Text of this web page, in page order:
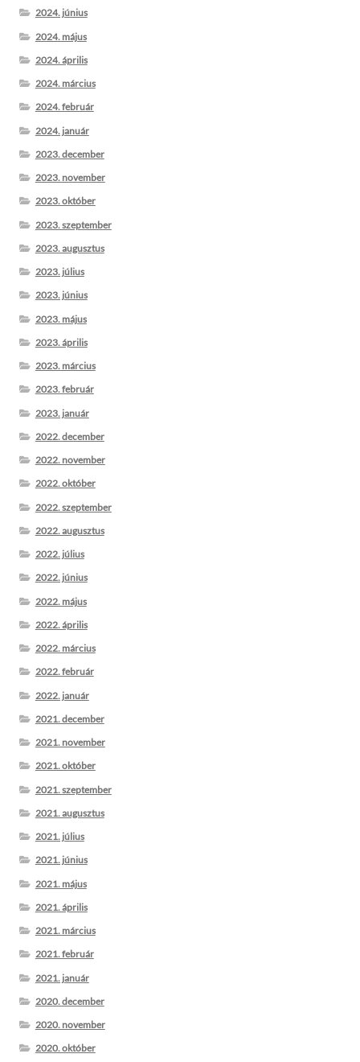
2024. június
2024. május
2024. április
2024. március
2024. február
2024. január
2023. december
2023. november
2023. október
2023. szeptember
2023. augusztus
2023. július
2023. június
2023. május
2023. április
2023. március
2023. február
2023. január
2022. december
2022. november
2022. október
2022. szeptember
2022. augusztus
2022. július
2022. június
2022. május
2022. április
2022. március
2022. február
2022. január
2021. december
2021. november
2021. október
2021. szeptember
2021. augusztus
2021. július
2021. június
2021. május
2021. április
2021. március
2021. február
2021. január
2020. december
2020. november
2020. október